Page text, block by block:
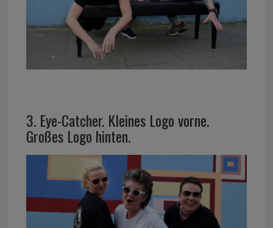
3. Eye-Catcher. Kleines Logo vorne.
Großes Logo hinten.